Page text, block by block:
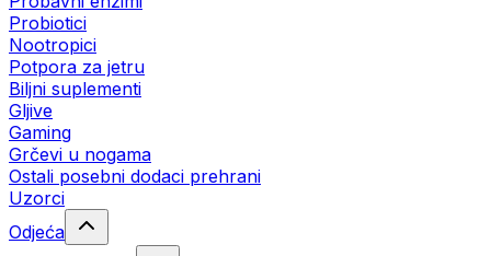
Probiotici
Nootropici
Potpora za jetru
Biljni suplementi
Gljive
Gaming
Grčevi u nogama
Ostali posebni dodaci prehrani
Uzorci
Odjeća